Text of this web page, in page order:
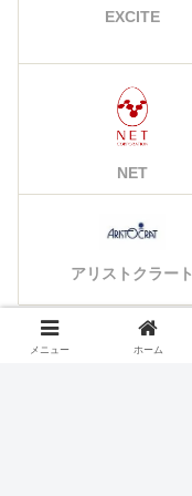
EXCITE
NET
アリストクラート
メニュー ホーム